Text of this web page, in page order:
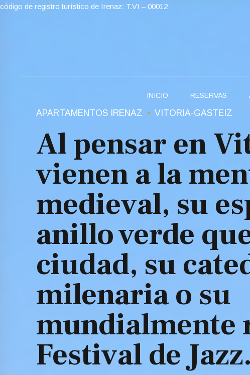
código de registro turístico de Irenaz: T.VI – 00012
INICIO RESERVAS
APARTAMENTOS IRENAZ VITORIA-GASTEIZ
Al pensar en
vienen a la
medieval, su
anillo verde
ciudad, su
milenaria o su
mundialmente
Festival de Jazz.